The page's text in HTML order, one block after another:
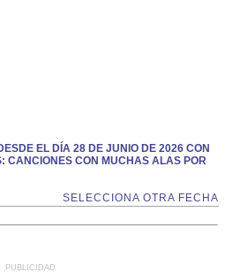
EL DÍA 28 DE JUNIO DE 2026 CON
CANCIONES CON MUCHAS ALAS POR
SELECCIONA OTRA FECHA
PUBLICIDAD